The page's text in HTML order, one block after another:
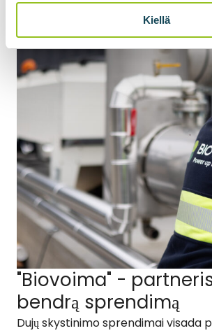
Kiellä
"Biovoima" -
bendrą sprendimą
Dujų skystinimo sprendimai visada